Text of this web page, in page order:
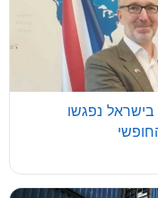
נפגשו